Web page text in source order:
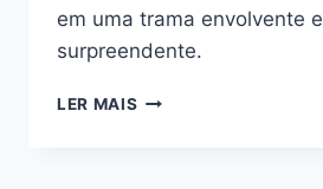
em uma trama envolvente e
surpreendente.
LER MAIS